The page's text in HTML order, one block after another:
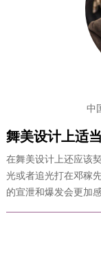
中
舞美设计上适
在舞美设计上还应该
光或者追光打在邓稼
的宣泄和爆发会更加感